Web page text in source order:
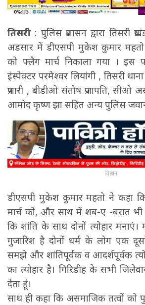
तिसरी : पुलिस प्रशासन द्वारा
अडसार में डीएसपी मुकेश कुमार
को फ्लैग मार्च निकाला गया । इस
इंस्पेक्टर परमेश्वर लियांगी , तिसरी थाना
प्रभारी , बीडीओ संतोष प्रजापति,
आमोद कृष्ण झा सहित अन्य पुलिस
विज्ञापन
डीएसपी मुकेश कुमार महतो ने कहा
मार्च को, और साथ में शब-ए -बरात
कि शांति के साथ दोनों त्योहार
गुजारिश है दोनों धर्म के लोग एक
समझे और शांतिपूर्वक व आदर्शपूर्वक
का त्योहार है। गिरिडीह के सभी
देता हूं।
साथ ही कहा कि असमाजिक तत्वों को